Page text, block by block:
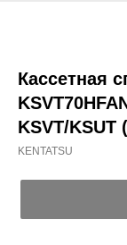
Кассетная
KSVT/
KENTATSU